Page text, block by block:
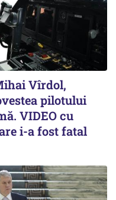
Vîrdol,
pilotului
VIDEO cu
i-a fost fatal